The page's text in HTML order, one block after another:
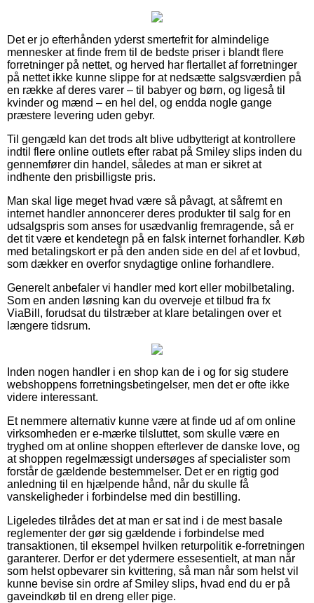
Det er jo efterhånden yderst smertefrit for almindelige
mennesker at finde frem til de bedste priser i blandt flere
forretninger på nettet, og herved har flertallet af forretninger
på nettet ikke kunne slippe for at nedsætte salgsværdien på
en række af deres varer – til babyer og børn, og ligeså til
kvinder og mænd – en hel del, og endda nogle gange
præstere levering uden gebyr.
Til gengæld kan det trods alt blive udbytterigt at kontrollere
indtil flere online outlets efter rabat på Smiley slips inden du
gennemfører din handel, således at man er sikret at
indhente den prisbilligste pris.
Man skal lige meget hvad være så påvagt, at såfremt en
internet handler annoncerer deres produkter til salg for en
udsalgspris som anses for usædvanlig fremragende, så er
det tit være et kendetegn på en falsk internet forhandler. Køb
med betalingskort er på den anden side en del af et lovbud,
som dækker en overfor snydagtige online forhandlere.
Generelt anbefaler vi handler med kort eller mobilbetaling.
Som en anden løsning kan du overveje et tilbud fra fx
ViaBill, forudsat du tilstræber at klare betalingen over et
længere tidsrum.
Inden nogen handler i en shop kan de i og for sig studere
webshoppens forretningsbetingelser, men det er ofte ikke
videre interessant.
Et nemmere alternativ kunne være at finde ud af om online
virksomheden er e-mærke tilsluttet, som skulle være en
tryghed om at online shoppen efterlever de danske love, og
at shoppen regelmæssigt undersøges af specialister som
forstår de gældende bestemmelser. Det er en rigtig god
anledning til en hjælpende hånd, når du skulle få
vanskeligheder i forbindelse med din bestilling.
Ligeledes tilrådes det at man er sat ind i de mest basale
reglementer der gør sig gældende i forbindelse med
transaktionen, til eksempel hvilken returpolitik e-forretningen
garanterer. Derfor er det ydermere essesentielt, at man når
som helst opbevarer sin kvittering, så man når som helst vil
kunne bevise sin ordre af Smiley slips, hvad end du er på
gaveindkøb til en dreng eller pige.